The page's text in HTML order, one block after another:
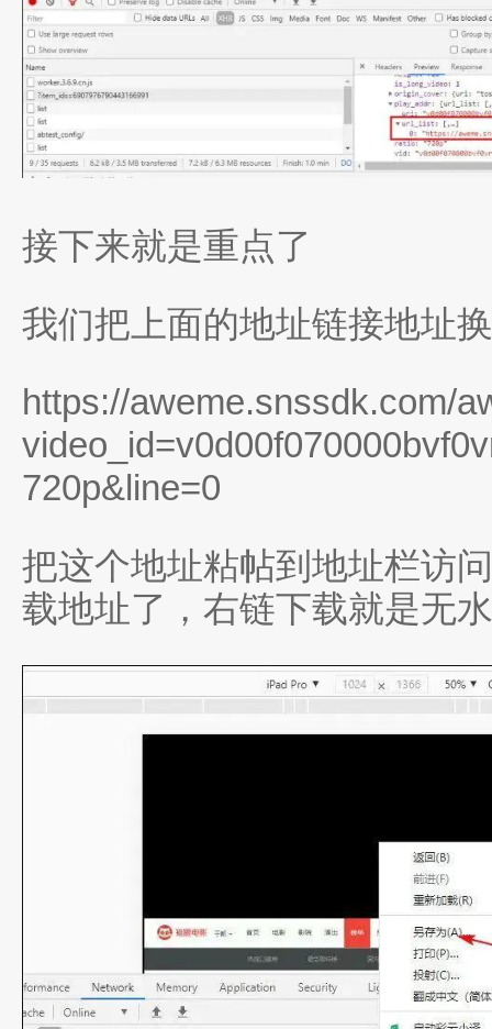
接下来就是重点了
我们把上面的地址链接地址
https://aweme.snssdk.com/
720p&line=0
把这个地址粘帖到地址栏访
载地址了，右链下载就是无